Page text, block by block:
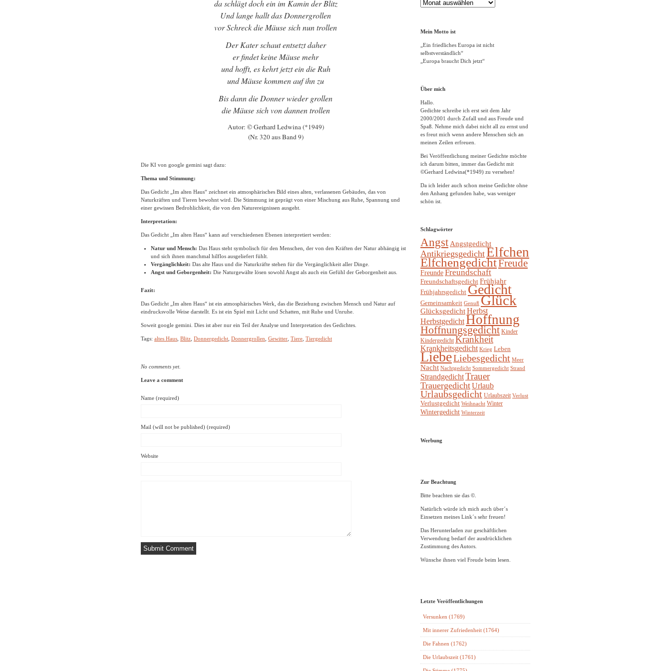
da schlägt doch ein im Kamin der Blitz
Und lange hallt das Donnergrollen
vor Schreck die Mäuse sich nun trollen
Der Kater schaut entsetzt daher
er findet keine Mäuse mehr
und hofft, es kehrt jetzt ein die Ruh
und Mäuse kommen auf ihn zu
Bis dann die Donner wieder grollen
die Mäuse sich von dannen trollen
Autor: © Gerhard Ledwina (*1949)
(Nr. 320 aus Band 9)
Die KI von google gemini sagt dazu:
Thema und Stimmung:
Das Gedicht „Im alten Haus“ zeichnet ein atmosphärisches Bild eines alten, verlassenen Gebäudes, das von
Naturkräften und Tieren bewohnt wird. Die Stimmung ist geprägt von einer Mischung aus Ruhe, Spannung und
einer gewissen Bedrohlichkeit, die von den Naturereignissen ausgeht.
Interpretation:
Das Gedicht „Im alten Haus“ kann auf verschiedenen Ebenen interpretiert werden:
Natur und Mensch: Das Haus steht symbolisch für den Menschen, der von den Kräften der Natur abhängig ist
und sich ihnen manchmal hilflos ausgeliefert fühlt.
Vergänglichkeit: Das alte Haus und die Naturkräfte stehen für die Vergänglichkeit aller Dinge.
Angst und Geborgenheit: Die Naturgewälte lösen sowohl Angst als auch ein Gefühl der Geborgenheit aus.
Fazit:
Das Gedicht „Im alten Haus“ ist ein atmosphärisches Werk, das die Beziehung zwischen Mensch und Natur auf
eindrucksvolle Weise darstellt. Es ist ein Spiel mit Licht und Schatten, mit Ruhe und Unruhe.
Soweit google gemini. Dies ist aber nur ein Teil der Analyse und Interpretation des Gedichtes.
Tags: altes Haus Blitz Donnergedicht Donnergrollen Gewitter Tiere Tiergedicht
No comments yet.
Leave a comment
Name (required)
Mail (will not be published) (required)
Website
Gedichte
Archiv
Mein Motto ist
„Ein friedliches Europa ist nicht
selbstverständlich“
„Europa braucht Dich jetzt“
Über mich
Hallo.
Gedichte schreibe ich erst seit dem Jahr
2000/2001 durch Zufall und aus Freude und
Spaß. Nehme mich dabei nicht all zu ernst und
es freut mich wenn andere Menschen sich an
meinen Zeilen erfreuen.
Bei Veröffentlichung meiner Gedichte möchte
ich darum bitten, immer das Gedicht mit
©Gerhard Ledwina(*1949) zu versehen!
Da ich leider auch schon meine Gedichte ohne
den Anhang gefunden habe, was weniger
schön ist.
Schlagwörter
Angst Angstgedicht
AntikriegsgedichtElfchen
ElfchengedichtFreude
FreundeFreundschaft
Freundschaftsgedicht Frühjahr
Frühjahrsgedicht Gedicht
Gemeinsamkeit Genuß Glück
GlücksgedichtHerbst
HerbstgedichtHoffnung
Hoffnungsgedicht Kinder
Kindergedicht Krankheit
Krankheitsgedicht Krieg Leben
LiebeLiebesgedicht Meer
Nacht Nachtgedicht Sommergedicht Strand
StrandgedichtTrauer
TrauergedichtUrlaub
Urlaubsgedicht Urlaubszeit Verlust
Verlustgedicht Weihnacht Winter
Wintergedicht Winterzeit
Werbung
Zur Beachtung
Bitte beachten sie das ©.
Natürlich würde ich mich auch über´s
Einsetzen meines Link´s sehr freuen!
Das Herunterladen zur geschäftlichen
Verwendung bedarf der ausdrücklichen
Zustimmung des Autors.
Wünsche ihnen viel Freude beim lesen.
Letzte Veröffentlichungen
Versunken (1769)
Mit innerer Zufriedenheit (1764)
Die Fahnen (1762)
Die Urlaubszeit (1761)